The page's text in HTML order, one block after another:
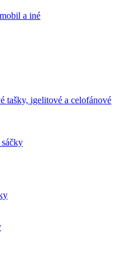
a iné
tašky, igelitové a celofánové